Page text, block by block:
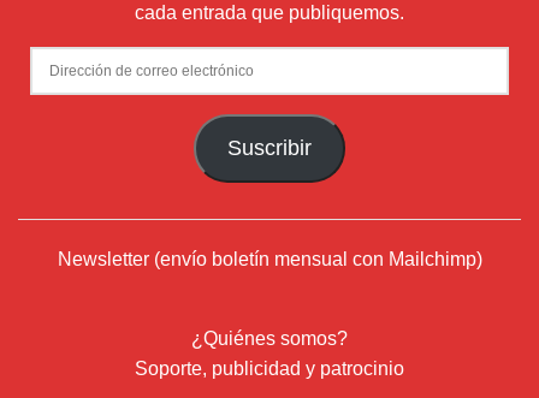
cada entrada que publiquemos.
Dirección
de
Suscribir
Newsletter (envío boletín mensual con Mailchimp)
¿Quiénes somos?
Soporte, publicidad y patrocinio